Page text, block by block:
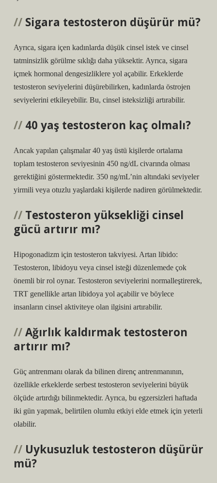
Sigara testosteron düşürür mü?
Ayrıca, sigara içen kadınlarda düşük cinsel istek ve cinsel
tatminsizlik görülme sıklığı daha yüksektir. Ayrıca, sigara
içmek hormonal dengesizliklere yol açabilir. Erkeklerde
testosteron seviyelerini düşürebilirken, kadınlarda östrojen
seviyelerini etkileyebilir. Bu, cinsel isteksizliği artırabilir.
40 yaş testosteron kaç olmalı?
Ancak yapılan çalışmalar 40 yaş üstü kişilerde ortalama
toplam testosteron seviyesinin 450 ng/dL civarında olması
gerektiğini göstermektedir. 350 ng/mL’nin altındaki seviyeler
yirmili veya otuzlu yaşlardaki kişilerde nadiren görülmektedir.
Testosteron yüksekliği cinsel
gücü artırır mı?
Hipogonadizm için testosteron takviyesi. Artan libido:
Testosteron, libidoyu veya cinsel isteği düzenlemede çok
önemli bir rol oynar. Testosteron seviyelerini normalleştirerek,
TRT genellikle artan libidoya yol açabilir ve böylece
insanların cinsel aktiviteye olan ilgisini artırabilir.
Ağırlık kaldırmak testosteron
artırır mı?
Güç antrenmanı olarak da bilinen direnç antrenmanının,
özellikle erkeklerde serbest testosteron seviyelerini büyük
ölçüde artırdığı bilinmektedir. Ayrıca, bu egzersizleri haftada
iki gün yapmak, belirtilen olumlu etkiyi elde etmek için yeterli
olabilir.
Uykusuzluk testosteron düşürür
mü?